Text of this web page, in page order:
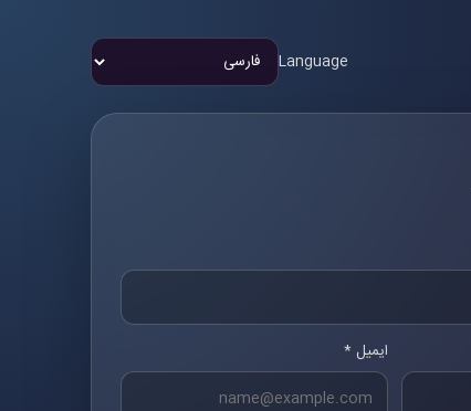
Language
ایمیل *